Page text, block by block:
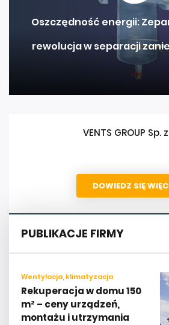
Oszczędność energii:
rewolucja w separacji
VENTS GROUP Sp.
DOWIEDZ SIĘ
PUBLIKACJE FIRMY
Wentylacja, klimatyzacja
Rekuperacja w domu 150
m² – ceny urządzeń,
montażu i utrzymania